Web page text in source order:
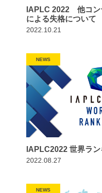
IAPLC 2022 他コン
による失格について
2022.10.21
NEWS
IAPLC2022 世界ラ
2022.08.27
NEWS